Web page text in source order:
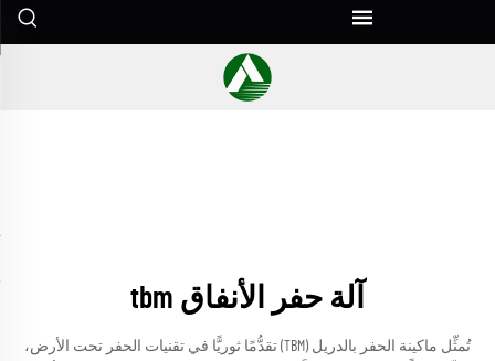
آلة حفر الأنفاق tbm
تُمثِّل ماكينة الحفر بالدريل (TBM) تقدُّمًا ثوريًّا في تقنيات الحفر تحت الأرض،